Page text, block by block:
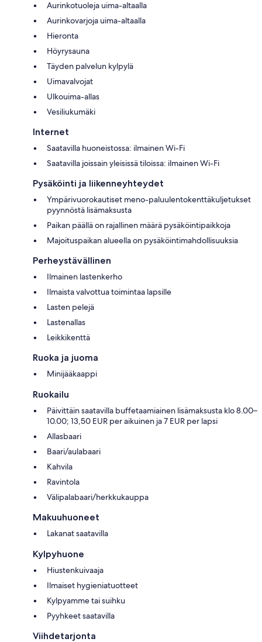
Aurinkotuoleja uima-altaalla
Aurinkovarjoja uima-altaalla
Hieronta
Höyrysauna
Täyden palvelun kylpylä
Uimavalvojat
Ulkouima-allas
Vesiliukumäki
Internet
Saatavilla huoneistossa: ilmainen Wi-Fi
Saatavilla joissain yleisissä tiloissa: ilmainen Wi-Fi
Pysäköinti ja liikenneyhteydet
Ympärivuorokautiset meno-paluulentokenttäkuljetukset
pyynnöstä lisämaksusta
Paikan päällä on rajallinen määrä pysäköintipaikkoja
Majoituspaikan alueella on pysäköintimahdollisuuksia
Perheystävällinen
Ilmainen lastenkerho
Ilmaista valvottua toimintaa lapsille
Lasten pelejä
Lastenallas
Leikkikenttä
Ruoka ja juoma
Minijääkaappi
Ruokailu
Päivittäin saatavilla buffetaamiainen lisämaksusta klo 8.00–
10.00; 13,50 EUR per aikuinen ja 7 EUR per lapsi
Allasbaari
Baari/aulabaari
Kahvila
Ravintola
Välipalabaari/herkkukauppa
Makuuhuoneet
Lakanat saatavilla
Kylpyhuone
Hiustenkuivaaja
Ilmaiset hygieniatuotteet
Kylpyamme tai suihku
Pyyhkeet saatavilla
Viihdetarjonta